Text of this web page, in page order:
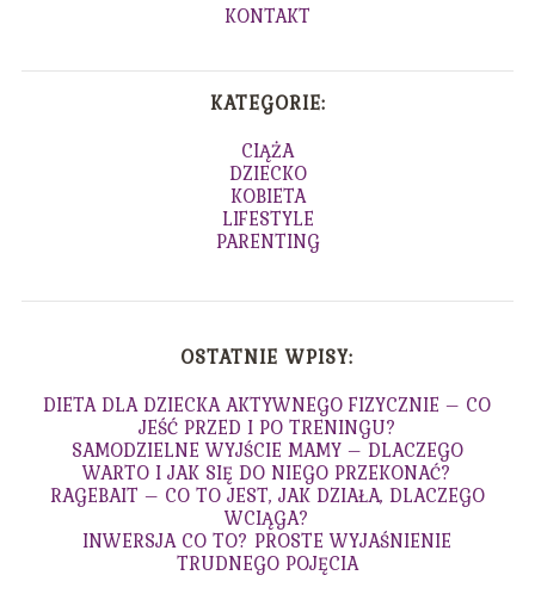
KONTAKT
KATEGORIE:
CIĄŻA
DZIECKO
KOBIETA
LIFESTYLE
PARENTING
OSTATNIE WPISY:
DIETA DLA DZIECKA AKTYWNEGO FIZYCZNIE – CO
JEŚĆ PRZED I PO TRENINGU?
SAMODZIELNE WYJŚCIE MAMY – DLACZEGO
WARTO I JAK SIĘ DO NIEGO PRZEKONAĆ?
RAGEBAIT – CO TO JEST, JAK DZIAŁA, DLACZEGO
WCIĄGA?
INWERSJA CO TO? PROSTE WYJAŚNIENIE
TRUDNEGO POJĘCIA